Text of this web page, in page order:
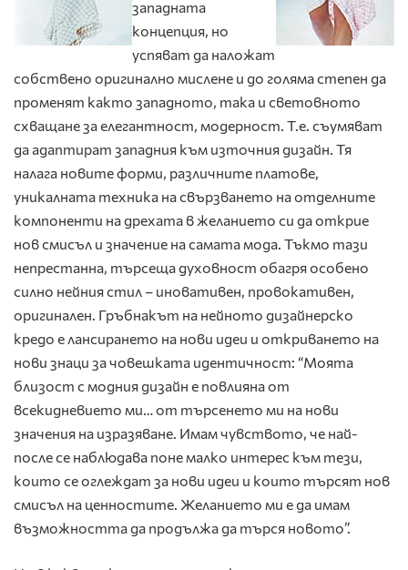
западната
концепция, но
успяват да наложат
собствено оригинално мислене и до голяма степен да
променят както западното, така и световното
схващане за елегантност, модерност. Т.е. съумяват
да адаптират западния към източния дизайн. Тя
налага новите форми, различните платове,
уникалната техника на свързването на отделните
компоненти на дрехата в желанието си да открие
нов смисъл и значение на самата мода. Тъкмо тази
непрестанна, търсеща духовност обагря особено
силно нейния стил – иновативен, провокативен,
оригинален. Гръбнакът на нейното дизайнерско
кредо е лансирането на нови идеи и откриването на
нови знаци за човешката идентичност: “Моята
близост с модния дизайн е повлияна от
всекидневието ми… от търсенето ми на нови
значения на изразяване. Имам чувството, че най-
после се наблюдава поне малко интерес към тези,
които се оглеждат за нови идеи и които търсят нов
смисъл на ценностите. Желанието ми е да имам
възможността да продължа да търся новото”.